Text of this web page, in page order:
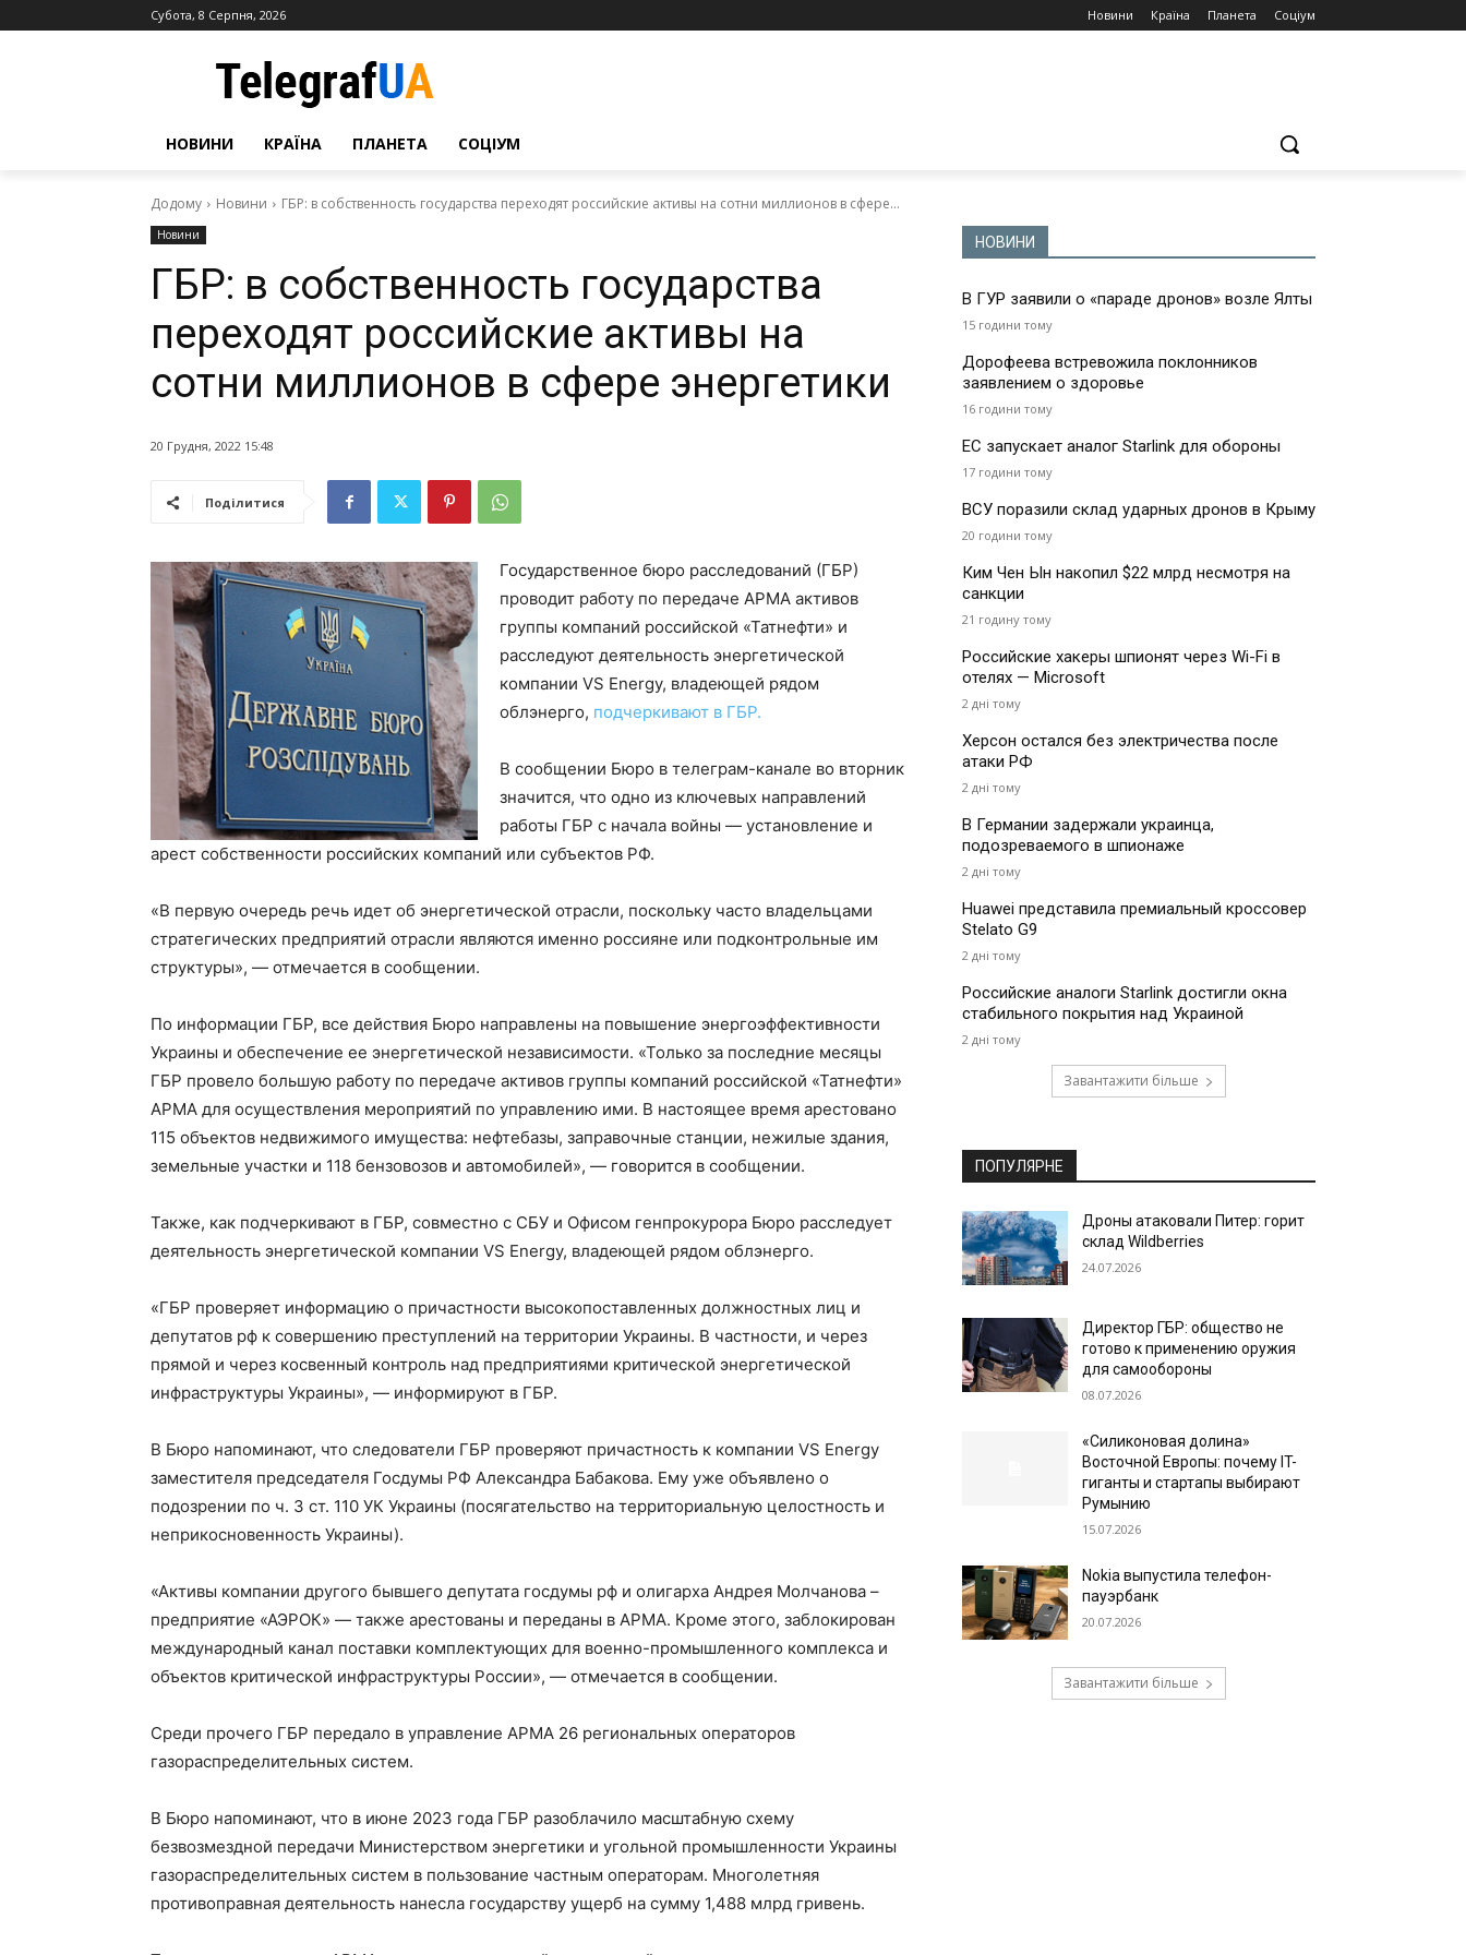
Субота, 8 Серпня, 2026 Новини Країна Планета Соціум
НОВИНИ КРАЇНА ПЛАНЕТА СОЦІУМ
Додому Новини ГБР: в собственность государства переходят российские активы на сотни миллионов в сфере...
Новини
ГБР: в собственность государства
переходят российские активы на
сотни миллионов в сфере энергетики
20 Грудня, 2022 15:48
Поділитися
Государственное бюро расследований (ГБР)
проводит работу по передаче АРМА активов
группы компаний российской «Татнефти» и
расследуют деятельность энергетической
компании VS Energy, владеющей рядом
облэнерго, подчеркивают в ГБР.
В сообщении Бюро в телеграм-канале во вторник
значится, что одно из ключевых направлений
работы ГБР с начала войны — установление и
арест собственности российских компаний или субъектов РФ.
«В первую очередь речь идет об энергетической отрасли, поскольку часто владельцами
стратегических предприятий отрасли являются именно россияне или подконтрольные им
структуры», — отмечается в сообщении.
По информации ГБР, все действия Бюро направлены на повышение энергоэффективности
Украины и обеспечение ее энергетической независимости. «Только за последние месяцы
ГБР провело большую работу по передаче активов группы компаний российской «Татнефти»
АРМА для осуществления мероприятий по управлению ими. В настоящее время арестовано
115 объектов недвижимого имущества: нефтебазы, заправочные станции, нежилые здания,
земельные участки и 118 бензовозов и автомобилей», — говорится в сообщении.
Также, как подчеркивают в ГБР, совместно с СБУ и Офисом генпрокурора Бюро расследует
деятельность энергетической компании VS Energy, владеющей рядом облэнерго.
«ГБР проверяет информацию о причастности высокопоставленных должностных лиц и
депутатов рф к совершению преступлений на территории Украины. В частности, и через
прямой и через косвенный контроль над предприятиями критической энергетической
инфраструктуры Украины», — информируют в ГБР.
В Бюро напоминают, что следователи ГБР проверяют причастность к компании VS Energy
заместителя председателя Госдумы РФ Александра Бабакова. Ему уже объявлено о
подозрении по ч. 3 ст. 110 УК Украины (посягательство на территориальную целостность и
неприкосновенность Украины).
«Активы компании другого бывшего депутата госдумы рф и олигарха Андрея Молчанова –
предприятие «АЭРОК» — также арестованы и переданы в АРМА. Кроме этого, заблокирован
международный канал поставки комплектующих для военно-промышленного комплекса и
объектов критической инфраструктуры России», — отмечается в сообщении.
Среди прочего ГБР передало в управление АРМА 26 региональных операторов
газораспределительных систем.
В Бюро напоминают, что в июне 2023 года ГБР разоблачило масштабную схему
безвозмездной передачи Министерством энергетики и угольной промышленности Украины
газораспределительных систем в пользование частным операторам. Многолетняя
противоправная деятельность нанесла государству ущерб на сумму 1,488 млрд гривень.
НОВИНИ
В ГУР заявили о «параде дронов» возле Ялты
15 години тому
Дорофеева встревожила поклонников
заявлением о здоровье
16 години тому
ЕС запускает аналог Starlink для обороны
17 години тому
ВСУ поразили склад ударных дронов в Крыму
20 години тому
Ким Чен Ын накопил $22 млрд несмотря на
санкции
21 годину тому
Российские хакеры шпионят через Wi-Fi в
отелях — Microsoft
2 дні тому
Херсон остался без электричества после
атаки РФ
2 дні тому
В Германии задержали украинца,
подозреваемого в шпионаже
2 дні тому
Huawei представила премиальный кроссовер
Stelato G9
2 дні тому
Российские аналоги Starlink достигли окна
стабильного покрытия над Украиной
2 дні тому
Завантажити більше
ПОПУЛЯРНЕ
Дроны атаковали Питер: горит
склад Wildberries
24.07.2026
Директор ГБР: общество не
готово к применению оружия
для самообороны
08.07.2026
«Силиконовая долина»
Восточной Европы: почему IT-
гиганты и стартапы выбирают
Румынию
15.07.2026
Nokia выпустила телефон-
пауэрбанк
20.07.2026
Завантажити більше